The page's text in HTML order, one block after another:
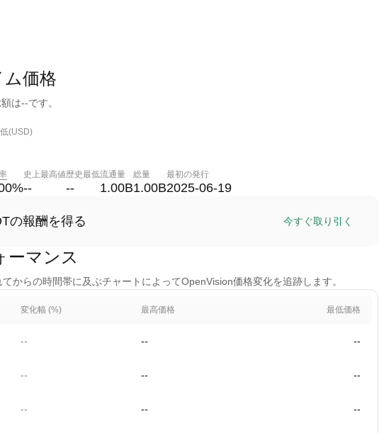
ム価格
は--です。
(USD)
%
史上最高値
--
歴史最低
--
流通量
1.00B
総量
1.00B
最初の発行
2025-06-19
の報酬を得る 今すぐ取り引く
ーマンス
からの時間帯に及ぶチャートによってOpenVision価格変化を追跡します。
変化幅 (%) 最高価格 最低価格
-- -- --
-- -- --
-- -- --